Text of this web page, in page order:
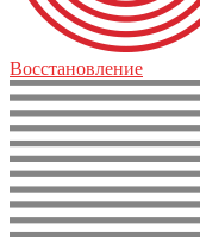
Восстановление